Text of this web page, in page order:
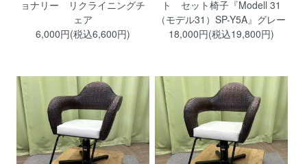
ョナリー リクライニングチ
ェア
6,000円(税込6,600円)
ト セット椅子『Modell 31
（モデル31）SP-Y5A』グレー
18,000円(税込19,800円)